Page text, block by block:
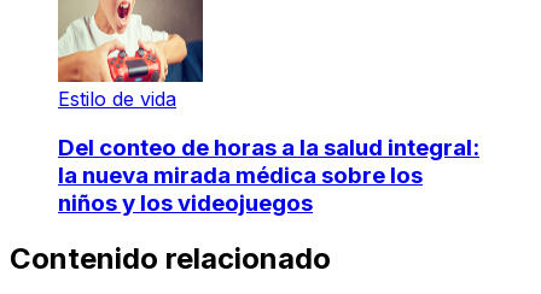
Estilo de vida
Del conteo de horas a la salud integral:
la nueva mirada médica sobre los
niños y los videojuegos
Contenido relacionado